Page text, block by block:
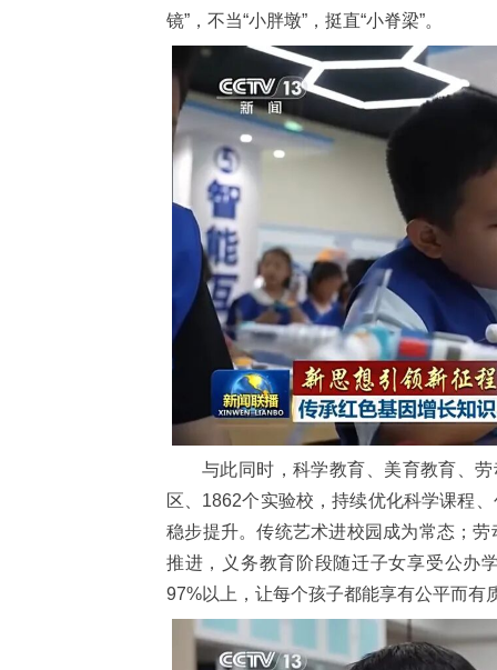
镜”，不当“小胖墩”，挺直“小脊梁”。
与此同时，科学教育、美育教育、
区、1862个实验校，持续优化科学课程
稳步提升。传统艺术进校园成为常态；
推进，义务教育阶段随迁子女享受公办
97%以上，让每个孩子都能享有公平而有